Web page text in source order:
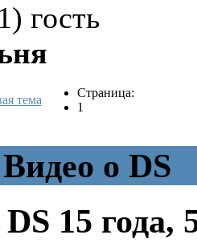
гость
тема
Страница:
1
о DS
15 года,